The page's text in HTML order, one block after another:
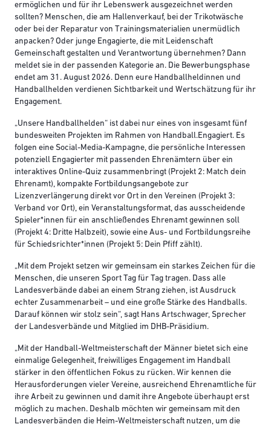
ermöglichen und für ihr Lebenswerk ausgezeichnet werden
sollten? Menschen, die am Hallenverkauf, bei der Trikotwäsche
oder bei der Reparatur von Trainingsmaterialien unermüdlich
anpacken? Oder junge Engagierte, die mit Leidenschaft
Gemeinschaft gestalten und Verantwortung übernehmen? Dann
meldet sie in der passenden Kategorie an. Die Bewerbungsphase
endet am 31. August 2026. Denn eure Handballheldinnen und
Handballhelden verdienen Sichtbarkeit und Wertschätzung für ihr
Engagement.
„Unsere Handballhelden“ ist dabei nur eines von insgesamt fünf
bundesweiten Projekten im Rahmen von Handball.Engagiert. Es
folgen eine Social-Media-Kampagne, die persönliche Interessen
potenziell Engagierter mit passenden Ehrenämtern über ein
interaktives Online-Quiz zusammenbringt (Projekt 2: Match dein
Ehrenamt), kompakte Fortbildungsangebote zur
Lizenzverlängerung direkt vor Ort in den Vereinen (Projekt 3:
Verband vor Ort), ein Veranstaltungsformat, das ausscheidende
Spieler*innen für ein anschließendes Ehrenamt gewinnen soll
(Projekt 4: Dritte Halbzeit), sowie eine Aus- und Fortbildungsreihe
für Schiedsrichter*innen (Projekt 5: Dein Pfiff zählt).
„Mit dem Projekt setzen wir gemeinsam ein starkes Zeichen für die
Menschen, die unseren Sport Tag für Tag tragen. Dass alle
Landesverbände dabei an einem Strang ziehen, ist Ausdruck
echter Zusammenarbeit – und eine große Stärke des Handballs.
Darauf können wir stolz sein“, sagt Hans Artschwager, Sprecher
der Landesverbände und Mitglied im DHB-Präsidium.
„Mit der Handball-Weltmeisterschaft der Männer bietet sich eine
einmalige Gelegenheit, freiwilliges Engagement im Handball
stärker in den öffentlichen Fokus zu rücken. Wir kennen die
Herausforderungen vieler Vereine, ausreichend Ehrenamtliche für
ihre Arbeit zu gewinnen und damit ihre Angebote überhaupt erst
möglich zu machen. Deshalb möchten wir gemeinsam mit den
Landesverbänden die Heim-Weltmeisterschaft nutzen, um die